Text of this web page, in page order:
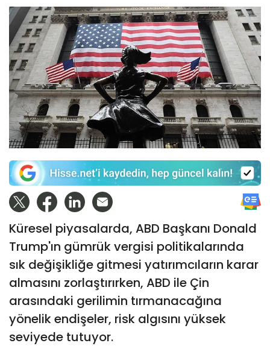
Küresel piyasalarda, ABD Başkanı Donald
Trump'ın gümrük vergisi politikalarında
sık değişikliğe gitmesi yatırımcıların karar
almasını zorlaştırırken, ABD ile Çin
arasındaki gerilimin tırmanacağına
yönelik endişeler, risk algısını yüksek
seviyede tutuyor.